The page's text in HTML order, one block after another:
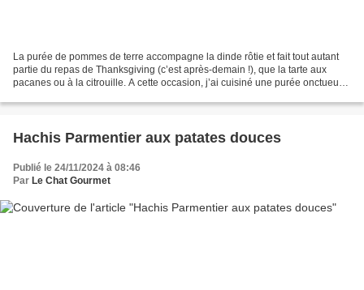
La purée de pommes de terre accompagne la dinde rôtie et fait tout autant
partie du repas de Thanksgiving (c’est après-demain !), que la tarte aux
pacanes ou à la citrouille. A cette occasion, j’ai cuisiné une purée onctueuse
Hachis Parmentier aux patates douces
Publié le 24/11/2024 à 08:46
Par Le Chat Gourmet